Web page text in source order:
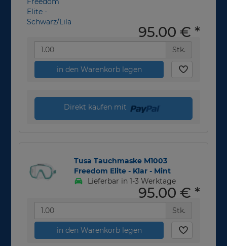
95,00 € *
Stk.
in den Warenkorb legen
Direkt kaufen mit
Tusa Tauchmaske M1003
Freedom Elite - Klar - Mint
Lieferbar in 1-3 Werktage
95,00 € *
Stk.
in den Warenkorb legen